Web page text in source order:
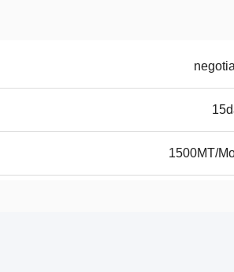
1500MT/